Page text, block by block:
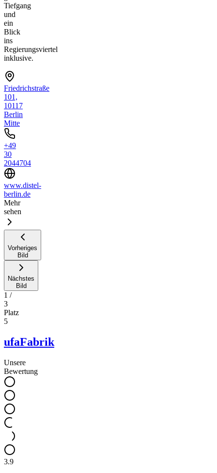
Tiefgang
und
ein
Blick
ins
Regierungsviertel
inklusive.
Friedrichstraße
101,
10117
Berlin
Mitte
+49
30
2044704
www.distel-
berlin.de
Mehr
sehen
Vorheriges
Bild
Nächstes
Bild
1 /
3
Platz
5
ufaFabrik
Unsere
Bewertung
3.9